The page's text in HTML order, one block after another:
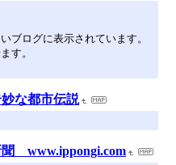
ブログに表示されています。
す。
な都市伝説
聞 www.ippongi.com